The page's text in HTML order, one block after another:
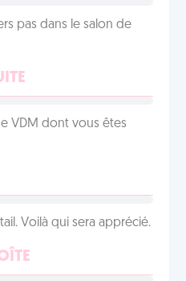
pas dans le salon de
VDM dont vous êtes
Voilà qui sera apprécié.